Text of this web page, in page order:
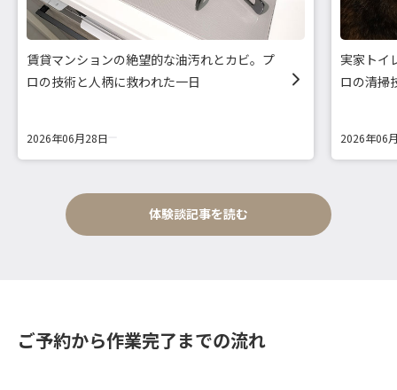
賃貸マンションの絶望的な油汚れとカビ。プ
ロの技術と人柄に救われた一日
2026年06月28日
実家トイ
ロの清掃
2026年06
体験談記事を読む
ご予約から作業完了までの流れ